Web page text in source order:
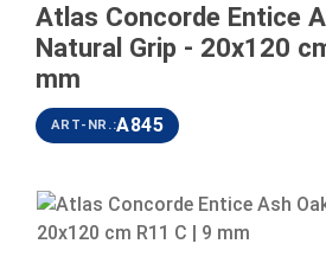
Durchschnittliche Bewertung von
Atlas Concorde Entice
Natural Grip - 20x120
mm
ART-NR.:A845
Bildergalerie überspringen